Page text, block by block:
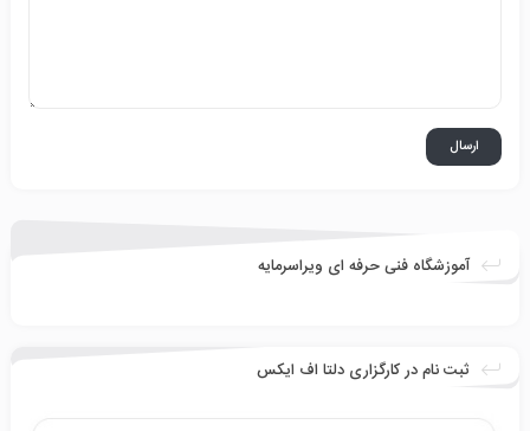
آموزشگاه فنی حرفه ای ویراسرمایه
ثبت نام در کارگزاری دلتا اف ایکس